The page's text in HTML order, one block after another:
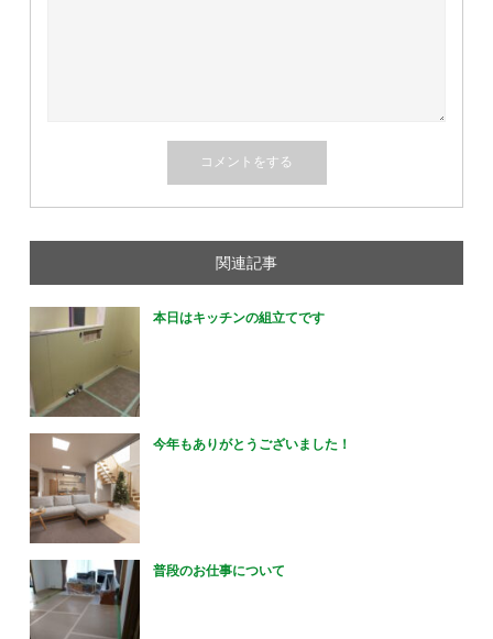
関連記事
本日はキッチンの組立てです
今年もありがとうございました！
普段のお仕事について